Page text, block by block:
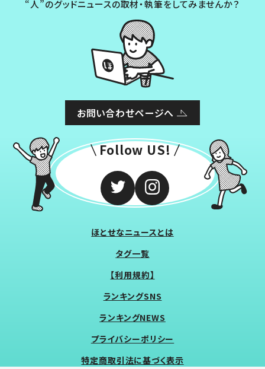
“人”のグッドニュースの取材・執筆をしてみませんか？
お問い合わせページへ
Follow US!
ほとせなニュースとは
タグ一覧
【利用規約】
ランキングSNS
ランキングNEWS
プライバシーポリシー
特定商取引法に基づく表示